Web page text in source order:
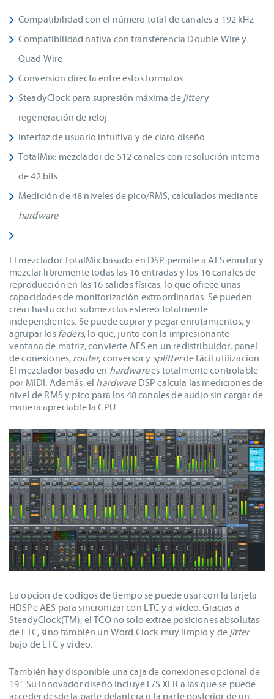
Compatibilidad con el número total de canales a 192 kHz
Compatibilidad nativa con transferencia Double Wire y
Quad Wire
Conversión directa entre estos formatos
SteadyClock para supresión máxima de jittery
regeneración de reloj
Interfaz de usuario intuitiva y de claro diseño
TotalMix: mezclador de 512 canales con resolución interna
de 42 bits
Medición de 48 niveles de pico/RMS, calculados mediante
hardware
El mezclador TotalMix basado en DSP permite a AES enrutar y
mezclar libremente todas las 16 entradas y los 16 canales de
reproducción en las 16 salidas físicas, lo que ofrece unas
capacidades de monitorización extraordinarias. Se pueden
crear hasta ocho submezclas estéreo totalmente
independientes. Se puede copiar y pegar enrutamientos, y
agrupar los faders, lo que, junto con la impresionante
ventana de matriz, convierte AES en un redistribuidor, panel
de conexiones, router, conversor y splitterde fácil utilización.
El mezclador basado en hardwarees totalmente controlable
por MIDI. Además, el hardwareDSP calcula las mediciones de
nivel de RMS y pico para los 48 canales de audio sin cargar de
manera apreciable la CPU.
La opción de códigos de tiempo se puede usar con la tarjeta
HDSPe AES para sincronizar con LTC y a vídeo. Gracias a
SteadyClock(TM), el TCO no solo extrae posiciones absolutas
de LTC, sino también un Word Clock muy limpio y de jitter
bajo de LTC y vídeo.
También hay disponible una caja de conexiones opcional de
19". Su innovador diseño incluye E/S XLR a las que se puede